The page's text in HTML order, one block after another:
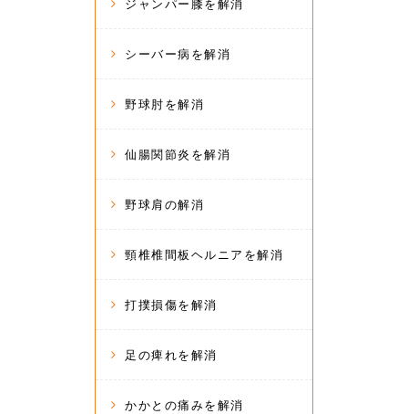
ジャンパー膝を解消
シーバー病を解消
野球肘を解消
仙腸関節炎を解消
野球肩の解消
頸椎椎間板ヘルニアを解消
打撲損傷を解消
足の痺れを解消
かかとの痛みを解消